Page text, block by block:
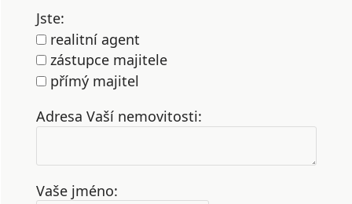
Jste:
realitní agent
zástupce majitele
přímý majitel
Adresa Vaší nemovitosti:
Vaše jméno: